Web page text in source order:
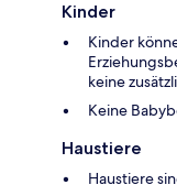
Kinder
Kinder
keine
Keine
Haustiere
Haustiere